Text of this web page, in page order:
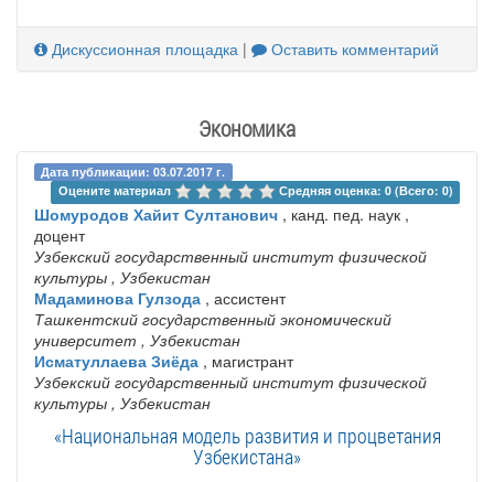
Дискуссионная площадка | Оставить комментарий
Экономика
Дата публикации: 03.07.2017 г.
Оцените материал
Средняя оценка: 0 (Всего: 0)
Шомуродов Хайит Султанович , канд. пед. наук ,
доцент
Узбекский государственный институт физической
культуры , Узбекистан
Мадаминова Гулзода , ассистент
Ташкентский государственный экономический
университет , Узбекистан
Исматуллаева Зиёда , магистрант
Узбекский государственный институт физической
культуры , Узбекистан
«Национальная модель развития и процветания
Узбекистана»